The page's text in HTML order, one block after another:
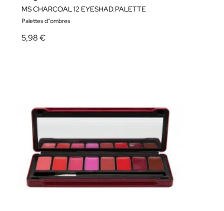
MS CHARCOAL 12 EYESHAD.PALETTE
Palettes d''ombres
5,98 €